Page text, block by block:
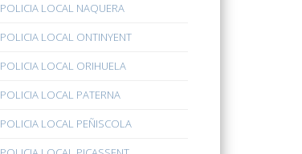
POLICIA LOCAL NAQUERA
POLICIA LOCAL ONTINYENT
POLICIA LOCAL ORIHUELA
POLICIA LOCAL PATERNA
POLICIA LOCAL PEÑISCOLA